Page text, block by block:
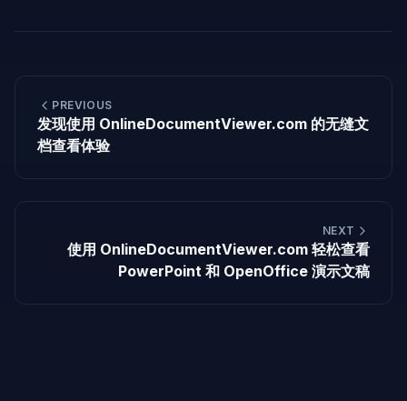
PREVIOUS
发现使用 OnlineDocumentViewer.com 的无缝文
档查看体验
NEXT
使用 OnlineDocumentViewer.com 轻松查看
PowerPoint 和 OpenOffice 演示文稿